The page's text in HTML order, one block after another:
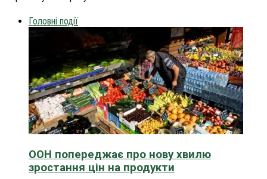
Головні події
ООН попереджає про нову хвилю
зростання цін на продукти